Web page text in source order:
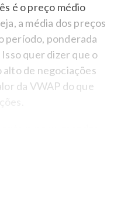
é o preço médio
a média dos preços
período, ponderada
quer dizer que o
alto de negociações
da VWAP do que